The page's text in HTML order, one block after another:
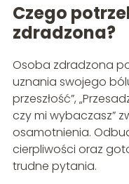
Czego
zdradzona?
Osoba zdradzona
uznania swojego
przeszłość”,
czy mi wybaczasz”
osamotnienia.
cierpliwości oraz
trudne pytania.